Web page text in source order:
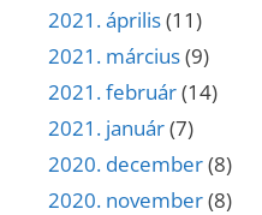
2021. április(11)
2021. március(9)
2021. február(14)
2021. január(7)
2020. december(8)
2020. november(8)